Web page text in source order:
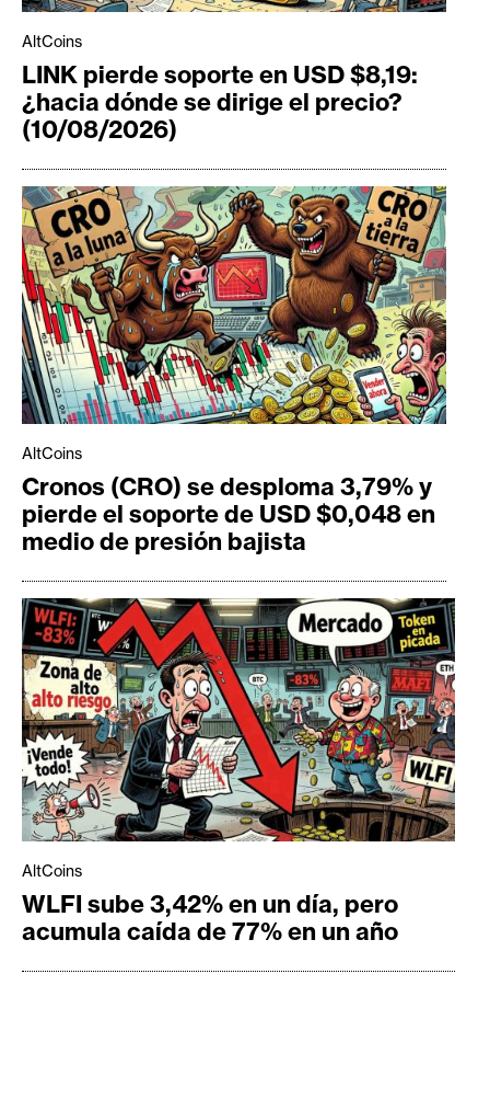
AltCoins
LINK pierde soporte en USD $8,19:
¿hacia dónde se dirige el precio?
(10/08/2026)
AltCoins
Cronos (CRO) se desploma 3,79% y
pierde el soporte de USD $0,048 en
medio de presión bajista
AltCoins
WLFI sube 3,42% en un día, pero
acumula caída de 77% en un año